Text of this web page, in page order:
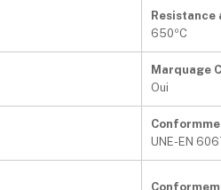
Resistance
650ºC
Marquage
Oui
UNE-EN